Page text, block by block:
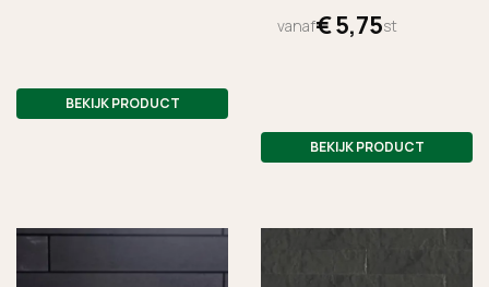
BEKIJK PRODUCT
vanaf€5,75st
BEKIJK PRODUCT